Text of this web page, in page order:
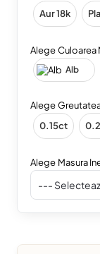
Aur 18k
Alege Culoarea
Alb
Alege
0.15ct
Alege Masura